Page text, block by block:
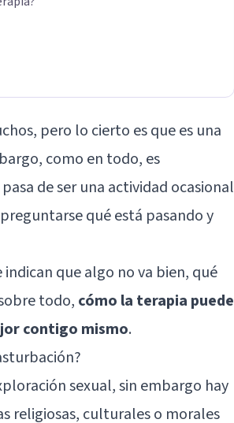
pero lo cierto es que es una
como en todo, es
de ser una actividad ocasional
qué está pasando y
que algo no va bien, qué
todo, cómo la terapia puede
contigo mismo.
sexual, sin embargo hay
religiosas, culturales o morales